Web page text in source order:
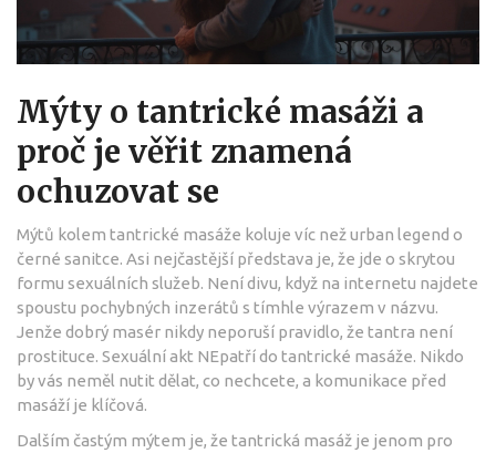
Mýty o tantrické masáži a
proč je věřit znamená
ochuzovat se
Mýtů kolem tantrické masáže koluje víc než urban legend o
černé sanitce. Asi nejčastější představa je, že jde o skrytou
formu sexuálních služeb. Není divu, když na internetu najdete
spoustu pochybných inzerátů s tímhle výrazem v názvu.
Jenže dobrý masér nikdy neporuší pravidlo, že tantra není
prostituce. Sexuální akt NEpatří do tantrické masáže. Nikdo
by vás neměl nutit dělat, co nechcete, a komunikace před
masáží je klíčová.
Dalším častým mýtem je, že tantrická masáž je jenom pro